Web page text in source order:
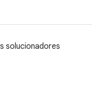
solucionadores